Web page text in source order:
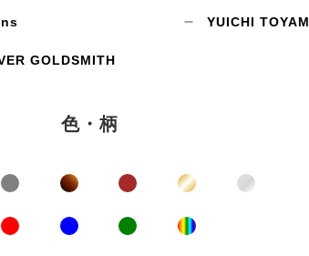
GOLDSMITH
YUICHI
色・柄